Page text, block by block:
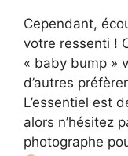
Cependant,
votre ressenti !
« baby bump »
d’autres
L’essentiel est
alors n’hésitez
photographe